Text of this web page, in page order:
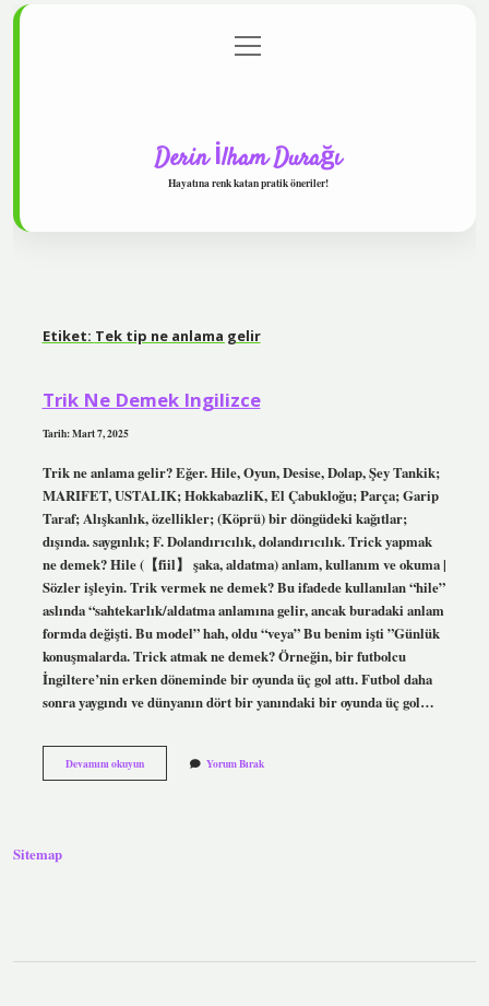
Gizlilik Politikası
menüyü
aç
Derin İlham Durağı
Hayatına renk katan pratik öneriler!
Etiket: Tek tip ne anlama gelir
Trik Ne Demek Ingilizce
Tarih: Mart 7, 2025
Trik ne anlama gelir? Eğer. Hile, Oyun, Desise, Dolap, Şey Tankik;
MARIFET, USTALIK; HokkabazliK, El Çabukloğu; Parça; Garip
Taraf; Alışkanlık, özellikler; (Köprü) bir döngüdeki kağıtlar;
dışında. saygınlık; F. Dolandırıcılık, dolandırıcılık. Trick yapmak
ne demek? Hile (【fiil】 şaka, aldatma) anlam, kullanım ve okuma |
Sözler işleyin. Trik vermek ne demek? Bu ifadede kullanılan “hile”
aslında “sahtekarlık/aldatma anlamına gelir, ancak buradaki anlam
formda değişti. Bu model” hah, oldu “veya” Bu benim işti ”Günlük
konuşmalarda. Trick atmak ne demek? Örneğin, bir futbolcu
İngiltere’nin erken döneminde bir oyunda üç gol attı. Futbol daha
sonra yaygındı ve dünyanın dört bir yanındaki bir oyunda üç gol…
Devamını okuyunTrik
Ne
Yorum Bırak
Sitemap